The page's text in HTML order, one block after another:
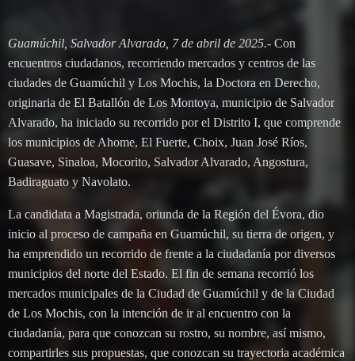
Guamúchil, Salvador Alvarado, 7 de abril de 2025.- Con
encuentros ciudadanos, recorriendo mercados y centros de las
ciudades de Guamúchil y Los Mochis, la Doctora en Derecho,
originaria de El Batallón de Los Montoya, municipio de Salvador
Alvarado, ha iniciado su recorrido por el Distrito I, que comprende
los municipios de Ahome, El Fuerte, Choix, Juan José Ríos,
Guasave, Sinaloa, Mocorito, Salvador Alvarado, Angostura,
Badiraguato y Navolato.
La candidata a Magistrada, oriunda de la Región del Évora, dio
inicio al proceso de campaña en Guamúchil, su tierra de origen, y
ha emprendido un recorrido de frente a la ciudadanía por diversos
municipios del norte del Estado. El fin de semana recorrió los
mercados municipales de la Ciudad de Guamúchil y de la Ciudad
de Los Mochis, con la intención de ir al encuentro con la
ciudadanía, para que conozcan su rostro, su nombre, así mismo,
compartirles sus propuestas, que conozcan su trayectoria académica